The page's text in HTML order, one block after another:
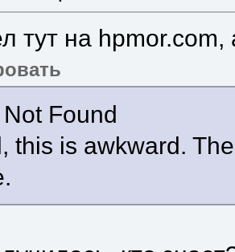
тут на hpmor.com,
Found
this is awkward.